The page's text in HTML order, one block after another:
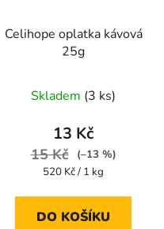
Celihope oplatka kávová
25g
hodnocení
produktu
je
5,0
5
Skladem (3 ks)
13 Kč
15 Kč
(–13 %)
Měrná
520 Kč / 1 kg
DO KOŠÍKU